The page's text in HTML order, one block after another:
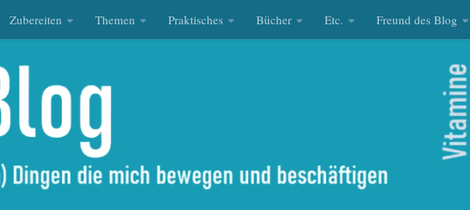
Zubereiten Themen Praktisches Bücher Etc. Freund des Blog